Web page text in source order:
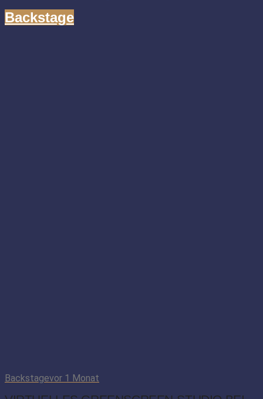
Backstage
Backstagevor 1 Monat